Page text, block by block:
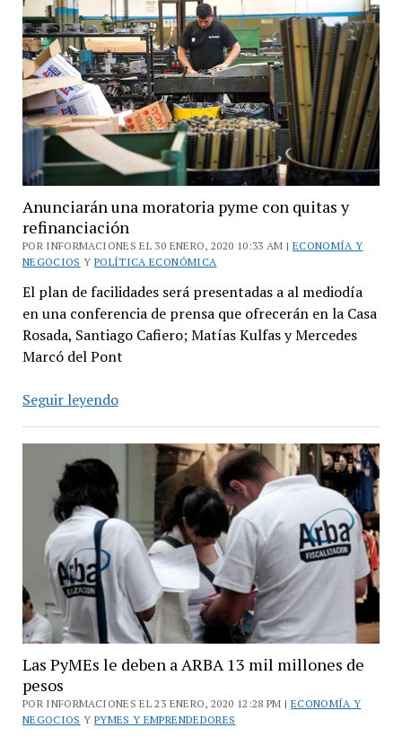
la
PyMEs
Anunciarán una moratoria pyme con quitas y
refinanciación
POR INFORMACIONES EL 30 ENERO, 2020 10:33 AM | ECONOMÍA Y
NEGOCIOS Y POLÍTICA ECONÓMICA
El plan de facilidades será presentadas a al mediodía
en una conferencia de prensa que ofrecerán en la Casa
Rosada, Santiago Cafiero; Matías Kulfas y Mercedes
Marcó del Pont
Seguir leyendoAnunciarán
moratoria
con
quitas
y
refinanciación
Las PyMEs le deben a ARBA 13 mil millones de
pesos
POR INFORMACIONES EL 23 ENERO, 2020 12:28 PM | ECONOMÍA Y
NEGOCIOS Y PYMES Y EMPRENDEDORES